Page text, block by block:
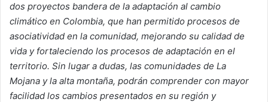
dos proyectos bandera de la adaptación al cambio
climático en Colombia, que han permitido procesos de
asociatividad en la comunidad, mejorando su calidad de
vida y fortaleciendo los procesos de adaptación en el
territorio. Sin lugar a dudas, las comunidades de La
Mojana y la alta montaña, podrán comprender con mayor
facilidad los cambios presentados en su región y